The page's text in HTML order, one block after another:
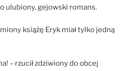
ulubiony, gejowski romans.
książę Eryk miał tylko jedną
– rzucił zdziwiony do obcej